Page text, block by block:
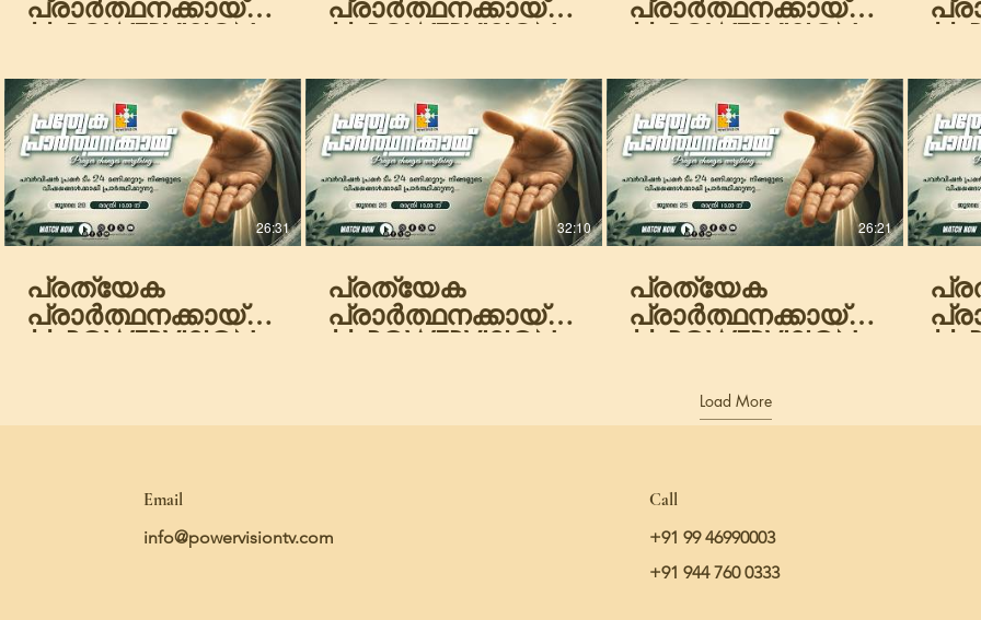
പ്രാർത്ഥനക്കായ്
|| POWERVISION
|| NIGHT SESSION
|| DAY-1866
പ്രാർത്ഥനക്കായ്
|| POWERVISION
|| NIGHT SESSION
|| DAY-1861
പ്രാർത്ഥനക്കായ്
|| POWERVISION
|| NIGHT SESSION
|| DAY-1865
||
||
||
26:31
പ്രത്യേക
പ്രാർത്ഥനക്കായ്
|| POWERVISION
|| DAY-1862
32:10
പ്രത്യേക
പ്രാർത്ഥനക്കായ്
|| POWERVISION
|| DAY-1860
26:21
പ്രത്യേക
പ്രാർത്ഥനക്കായ്
|| POWERVISION
|| NIGHT SESSION
|| DAY-1859
||
||
Load More
Email
info@powervisiontv.com
Call
+91 99 46990003
+91 944 760 0333